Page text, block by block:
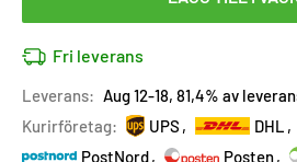
Fri leverans
Leverans: Aug 12-18, 81,4% av
Kurirföretag:
UPS DHL
PostNord
Posten